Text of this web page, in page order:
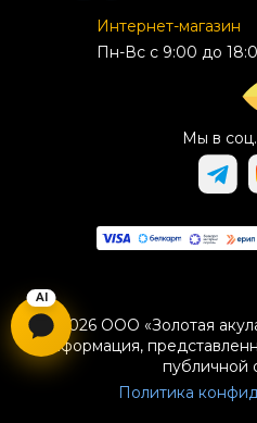
Интернет-магазин
Пн-Вс с 9:00 до
Мы в
© 2026 ООО «Золотая
Информация,
публичной
Политика